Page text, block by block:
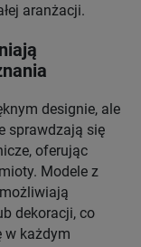
aranżacji.
designie, ale
sprawdzają się
oferując
Modele z
dekoracji, co
w każdym